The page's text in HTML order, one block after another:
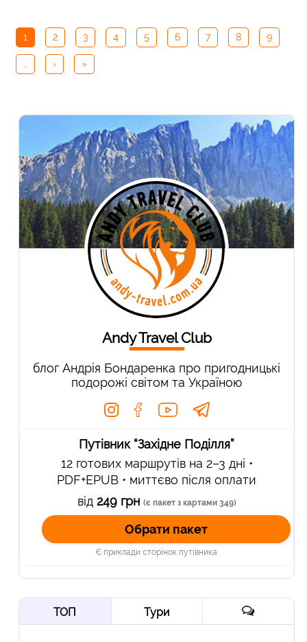
Сторінки
1 2 3 4 5 6 7 8 9
› »
Andy Travel Club
блог Андрія Бондаренка про пригодницькі
подорожі світом та Україною
Путівник “Західне Поділля”
12 готових маршрутів на 2–3 дні •
PDF+EPUB • миттєво після оплати
від 249 грн (є пакет з картами 349)
Обрати пакет
Є приклади сторінок путівника
ТОП Тури